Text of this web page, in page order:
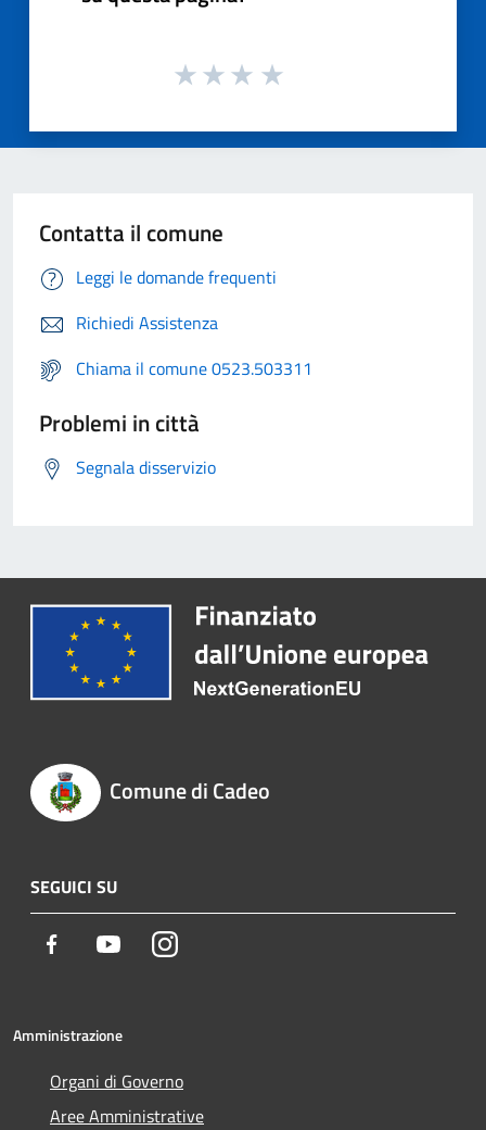
Contatta il comune
Leggi le domande frequenti
Richiedi Assistenza
Chiama il comune 0523.503311
Problemi in città
Segnala disservizio
Comune di Cadeo
SEGUICI SU
Facebook YoutubeInstagram
Amministrazione
Organi di Governo
Aree Amministrative